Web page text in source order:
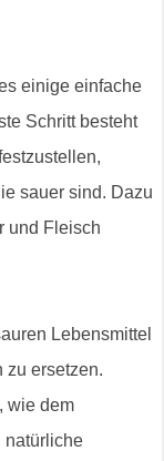
einige einfache
Schritt besteht
sauer sind. Dazu
und Fleisch
Lebensmittel
zu ersetzen.
wie dem
natürliche